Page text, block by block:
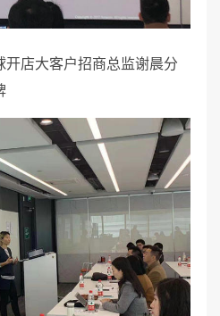
店大客户招商总监谢晨分